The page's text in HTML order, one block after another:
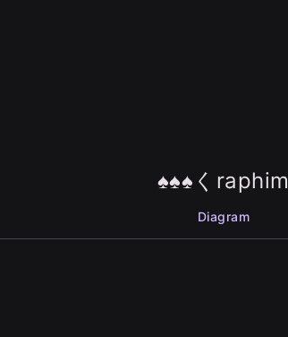
♠♠♠くraphim
Diagram